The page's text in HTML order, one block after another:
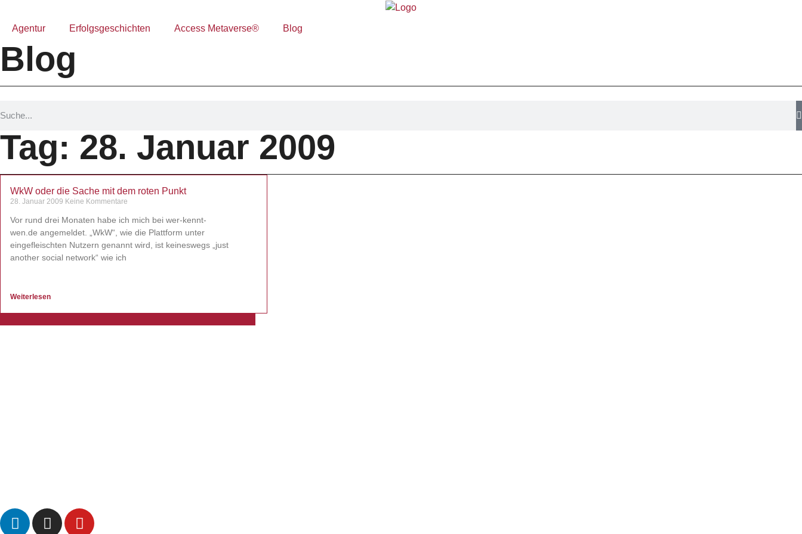
Agentur Erfolgsgeschichten Access Metaverse® Blog
Blog
Tag: 28. Januar 2009
WkW oder die Sache mit dem roten Punkt
28. Januar 2009 Keine Kommentare
Vor rund drei Monaten habe ich mich bei wer-kennt-
wen.de angemeldet. „WkW“, wie die Plattform unter
eingefleischten Nutzern genannt wird, ist keineswegs „just
another social network“ wie ich
Weiterlesen